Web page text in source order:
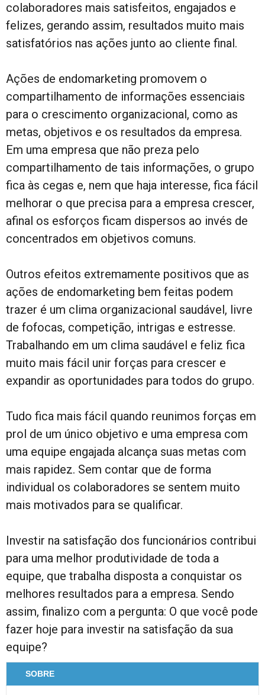
colaboradores mais satisfeitos, engajados e
felizes, gerando assim, resultados muito mais
satisfatórios nas ações junto ao cliente final.
Ações de endomarketing promovem o
compartilhamento de informações essenciais
para o crescimento organizacional, como as
metas, objetivos e os resultados da empresa.
Em uma empresa que não preza pelo
compartilhamento de tais informações, o grupo
fica às cegas e, nem que haja interesse, fica fácil
melhorar o que precisa para a empresa crescer,
afinal os esforços ficam dispersos ao invés de
concentrados em objetivos comuns.
Outros efeitos extremamente positivos que as
ações de endomarketing bem feitas podem
trazer é um clima organizacional saudável, livre
de fofocas, competição, intrigas e estresse.
Trabalhando em um clima saudável e feliz fica
muito mais fácil unir forças para crescer e
expandir as oportunidades para todos do grupo.
Tudo fica mais fácil quando reunimos forças em
prol de um único objetivo e uma empresa com
uma equipe engajada alcança suas metas com
mais rapidez. Sem contar que de forma
individual os colaboradores se sentem muito
mais motivados para se qualificar.
Investir na satisfação dos funcionários contribui
para uma melhor produtividade de toda a
equipe, que trabalha disposta a conquistar os
melhores resultados para a empresa. Sendo
assim, finalizo com a pergunta: O que você pode
fazer hoje para investir na satisfação da sua
equipe?
SOBRE